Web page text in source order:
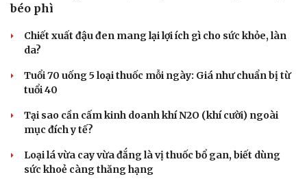
béo phì
Chiết xuất đậu đen mang lại lợi ích gì cho sức khỏe, làn
da?
Tuổi 70 uống 5 loại thuốc mỗi ngày: Giá như chuẩn bị từ
tuổi 40
Tại sao cần cấm kinh doanh khí N2O (khí cười) ngoài
mục đích y tế?
Loại lá vừa cay vừa đắng là vị thuốc bổ gan, biết dùng
sức khoẻ càng thăng hạng